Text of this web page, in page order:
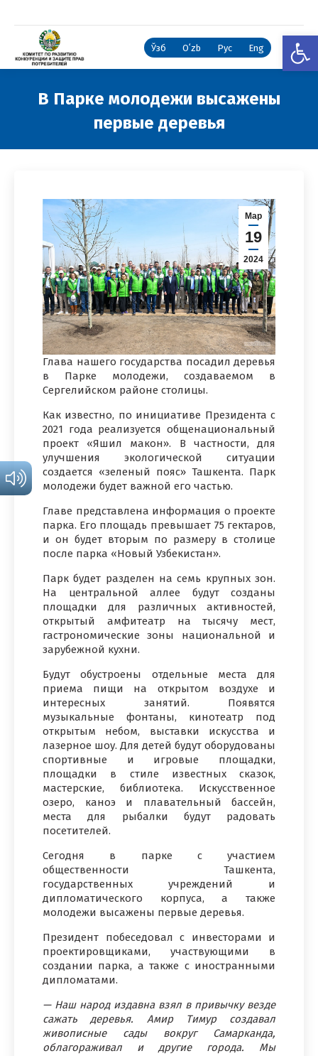
Ўзб Oʻzb Рус Eng
В Парке молодежи высажены
первые деревья
Мар
19
2024
Глава нашего государства посадил деревья
в Парке молодежи, создаваемом в
Сергелийском районе столицы.
Как известно, по инициативе Президента с
2021 года реализуется общенациональный
проект «Яшил макон». В частности, для
улучшения экологической ситуации
создается «зеленый пояс» Ташкента. Парк
молодежи будет важной его частью.
Главе представлена информация о проекте
парка. Его площадь превышает 75 гектаров,
и он будет вторым по размеру в столице
после парка «Новый Узбекистан».
Парк будет разделен на семь крупных зон.
На центральной аллее будут созданы
площадки для различных активностей,
открытый амфитеатр на тысячу мест,
гастрономические зоны национальной и
зарубежной кухни.
Будут обустроены отдельные места для
приема пищи на открытом воздухе и
интересных занятий. Появятся
музыкальные фонтаны, кинотеатр под
открытым небом, выставки искусства и
лазерное шоу. Для детей будут оборудованы
спортивные и игровые площадки,
площадки в стиле известных сказок,
мастерские, библиотека. Искусственное
озеро, каноэ и плавательный бассейн,
места для рыбалки будут радовать
посетителей.
Сегодня в парке с участием
общественности Ташкента,
государственных учреждений и
дипломатического корпуса, а также
молодежи высажены первые деревья.
Президент побеседовал с инвесторами и
проектировщиками, участвующими в
создании парка, а также с иностранными
дипломатами.
— Наш народ издавна взял в привычку везде
сажать деревья. Амир Тимур создавал
живописные сады вокруг Самарканда,
облагораживал и другие города. Мы